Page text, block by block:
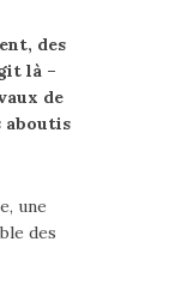
des
là –
de
aboutis
une
des